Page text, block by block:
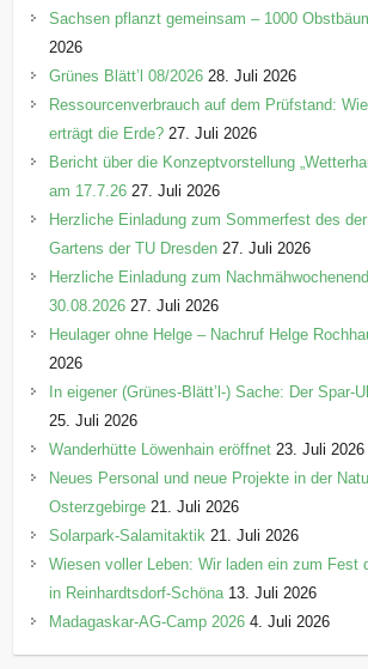
e
Sachsen pflanzt gemeinsam – 1000
2026
Grünes Blätt’l 08/2026 28. Juli 2026
Ressourcenverbrauch auf dem Prüfstand:
erträgt die Erde? 27. Juli 2026
Bericht über die Konzeptvorstellung
am 17.7.26 27. Juli 2026
Herzliche Einladung zum Sommerfest des
Gartens der TU Dresden 27. Juli 2026
Herzliche Einladung zum
30.08.2026 27. Juli 2026
Heulager ohne Helge – Nachruf Helge
2026
In eigener (Grünes-Blätt’l-) Sache: Der Spar-
25. Juli 2026
Wanderhütte Löwenhain eröffnet 23. Juli 2026
Neues Personal und neue Projekte in der
Osterzgebirge 21. Juli 2026
Solarpark-Salamitaktik 21. Juli 2026
Wiesen voller Leben: Wir laden ein zum Fest
in Reinhardtsdorf-Schöna 13. Juli 2026
Madagaskar-AG-Camp 2026 4. Juli 2026